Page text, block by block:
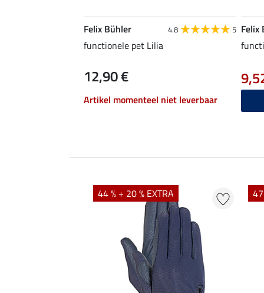
Felix Bühler 4.8 5
functionele pet Lilia
12,90 €
Artikel momenteel niet leverbaar
Felix
44 % + 20 % EXTRA